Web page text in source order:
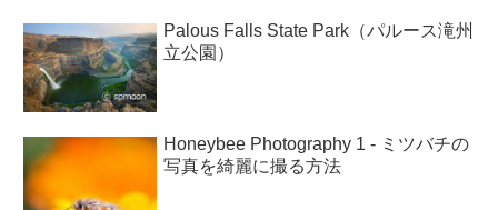
Palous Falls State Park（パルース滝州
立公園）
Honeybee Photography 1 - ミツバチの
写真を綺麗に撮る方法